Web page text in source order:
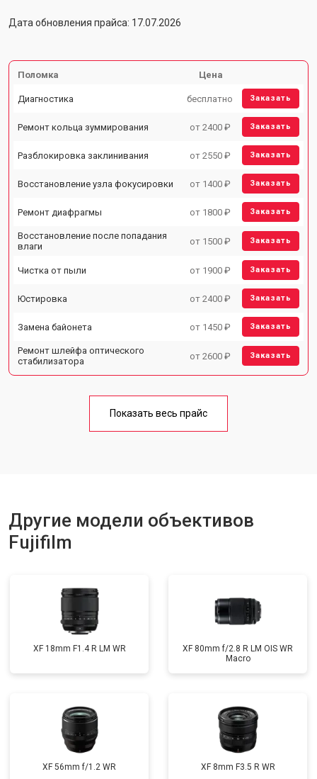
Дата обновления прайса: 17.07.2026
Поломка Цена
Диагностика бесплатно Заказать
Ремонт кольца зуммирования от 2400 ₽ Заказать
Разблокировка заклинивания от 2550 ₽ Заказать
Восстановление узла фокусировки от 1400 ₽ Заказать
Ремонт диафрагмы от 1800 ₽ Заказать
Восстановление после попадания
влаги
от 1500 ₽ Заказать
Чистка от пыли от 1900 ₽ Заказать
Юстировка от 2400 ₽ Заказать
Замена байонета от 1450 ₽ Заказать
Ремонт шлейфа оптического
стабилизатора
от 2600 ₽ Заказать
Показать весь прайс
Другие модели объективов
Fujifilm
XF 18mm F1.4 R LM WR
XF 80mm f/2.8 R LM OIS WR
Macro
XF 56mm f/1.2 WR XF 8mm F3.5 R WR